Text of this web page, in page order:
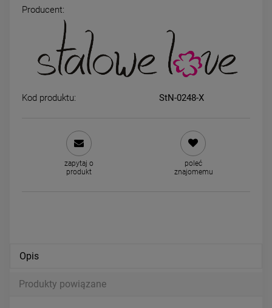
MAMA nieskończoność
naszyjnik z STAL
Kolczyki STAL
serce mniejsze BASIC 0,6
Producent:
Kod produktu: StN-0248-X
zapytaj o
produkt
poleć
znajomemu
Opis
Produkty powiązane